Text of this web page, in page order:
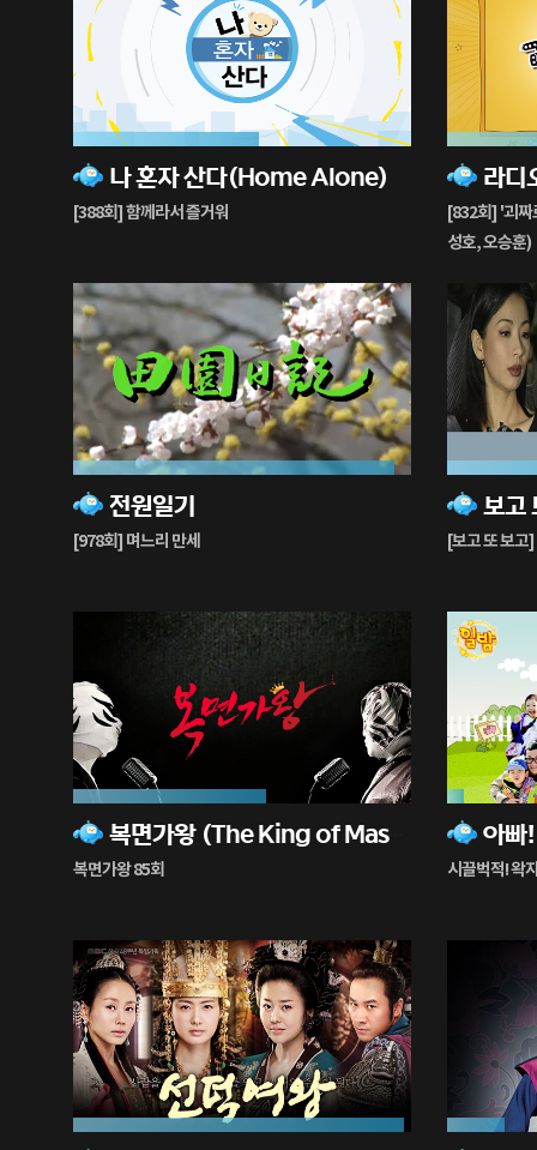
나 혼자 산다(Home Alone)
[388회] 함께라서 즐거워
55%
재
생
라디
[832회] '괴
성호, 오승훈)
83%
재
생
중
전원일기
[978회] 며느리 만세
95%
재
생
[보고 또 보
94%
재
생
복면가왕 85회
57%
재
생
시끌벅적! 왁
5%
재
생
98%
17%